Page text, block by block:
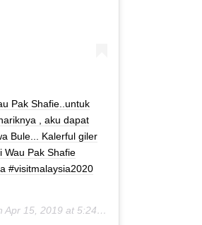
Pak Shafie..untuk
, aku dapat
Bule... Kalerful giler
Wau Pak Shafie
#visitmalaysia2020
Apr 15, 2019 at 5:24am PDT